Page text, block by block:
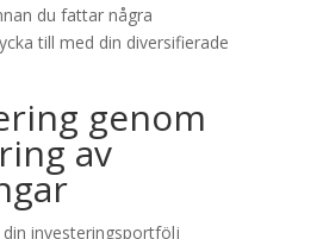
du fattar några
till med din diversifierade
genom
av